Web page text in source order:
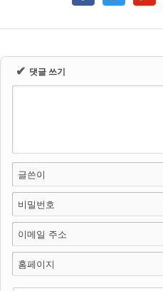
✔ 댓글 쓰기
글쓴이
비밀번호
이메일 주소
홈페이지